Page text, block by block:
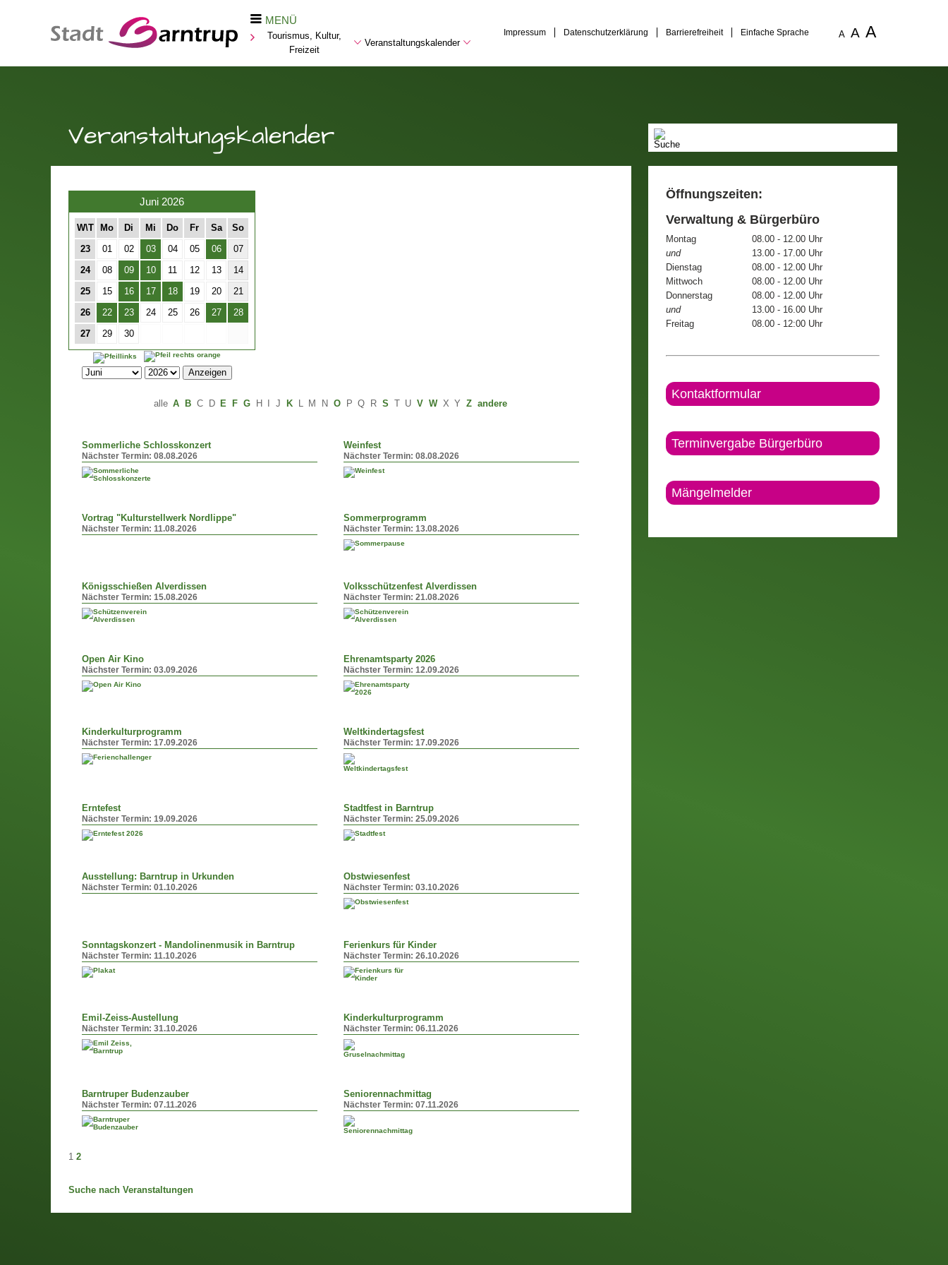
MENÜ
Tourismus, Kultur,
Freizeit
Veranstaltungskalender
Impressum Datenschutzerklärung Barrierefreiheit Einfache Sprache A A A
Veranstaltungskalender
Juni 2026
W\T Mo Di Mi Do Fr Sa So
23 01 02 03 04 05 06 07
24 08 09 10 11 12 13 14
25 15 16 17 18 19 20 21
26 22 23 24 25 26 27 28
27 29 30
alle A B C D E F G H J K L M N O P Q R S T U V W X Y Z andere
Sommerliche Schlosskonzert
Nächster Termin: 08.08.2026
Weinfest
Nächster Termin: 08.08.2026
Vortrag "Kulturstellwerk Nordlippe"
Nächster Termin: 11.08.2026
Sommerprogramm
Nächster Termin: 13.08.2026
Königsschießen Alverdissen
Nächster Termin: 15.08.2026
Volksschützenfest Alverdissen
Nächster Termin: 21.08.2026
Open Air Kino
Nächster Termin: 03.09.2026
Ehrenamtsparty 2026
Nächster Termin: 12.09.2026
Kinderkulturprogramm
Nächster Termin: 17.09.2026
Weltkindertagsfest
Nächster Termin: 17.09.2026
Erntefest
Nächster Termin: 19.09.2026
Stadtfest in Barntrup
Nächster Termin: 25.09.2026
Ausstellung: Barntrup in Urkunden
Nächster Termin: 01.10.2026
Obstwiesenfest
Nächster Termin: 03.10.2026
Sonntagskonzert - Mandolinenmusik in Barntrup
Nächster Termin: 11.10.2026
Ferienkurs für Kinder
Nächster Termin: 26.10.2026
Emil-Zeiss-Austellung
Nächster Termin: 31.10.2026
Kinderkulturprogramm
Nächster Termin: 06.11.2026
Barntruper Budenzauber
Nächster Termin: 07.11.2026
Seniorennachmittag
Nächster Termin: 07.11.2026
1 2
Suche nach Veranstaltungen
Öffnungszeiten:
Verwaltung & Bürgerbüro
Montag
08.00 - 12.00 Uhr
und
13.00 - 17.00 Uhr
Dienstag
08.00 - 12.00 Uhr
Mittwoch
08.00 - 12.00 Uhr
Donnerstag
08.00 - 12.00 Uhr
und
13.00 - 16.00 Uhr
Freitag
08.00 - 12:00 Uhr
Kontaktformular
Terminvergabe Bürgerbüro
Mängelmelder